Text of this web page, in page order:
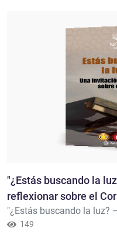
"¿Estás buscando la
reflexionar sobre el
"¿Estás buscando la luz?
149